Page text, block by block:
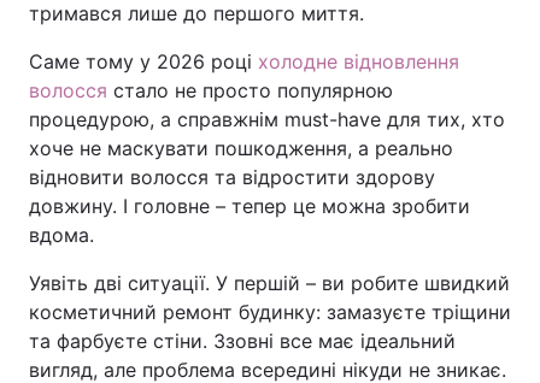
тримався лише до першого миття.
Саме тому у 2026 році холодне відновлення
волосся стало не просто популярною
процедурою, а справжнім must-have для тих, хто
хоче не маскувати пошкодження, а реально
відновити волосся та відростити здорову
довжину. І головне – тепер це можна зробити
вдома.
Уявіть дві ситуації. У першій – ви робите швидкий
косметичний ремонт будинку: замазуєте тріщини
та фарбуєте стіни. Ззовні все має ідеальний
вигляд, але проблема всередині нікуди не зникає.